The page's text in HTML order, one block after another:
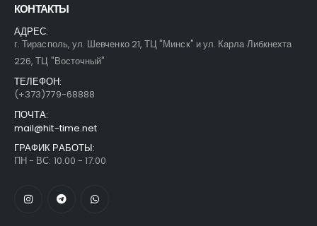
КОНТАКТЫ
АДРЕС:
г. Тирасполь, ул. Шевченко 21, ТЦ "Минск" и ул. Карла Либкнехта
226, ТЦ "Восточный"
ТЕЛЕФОН:
(+373)779-68888
ПОЧТА:
mail@hit-time.net
ГРАФИК РАБОТЫ:
ПН - ВС: 10.00 - 17.00